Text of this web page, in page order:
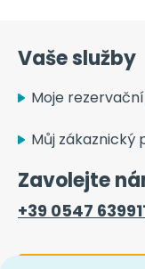
Vaše služby
Moje
Můj zákaznický
Zavolejte
+39 0547